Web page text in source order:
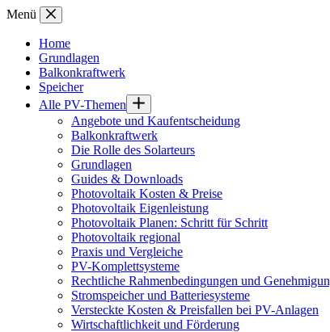
Zum
springen
Menü
Home
Grundlagen
Balkonkraftwerk
Speicher
Alle PV-Themen
Angebote und Kaufentscheidung
Balkonkraftwerk
Die Rolle des Solarteurs
Grundlagen
Guides & Downloads
Photovoltaik Kosten & Preise
Photovoltaik Eigenleistung
Photovoltaik Planen: Schritt für Schritt
Photovoltaik regional
Praxis und Vergleiche
PV-Komplettsysteme
Rechtliche Rahmenbedingungen und
Stromspeicher und Batteriesysteme
Versteckte Kosten & Preisfallen bei PV-Anlagen
Wirtschaftlichkeit und Förderung